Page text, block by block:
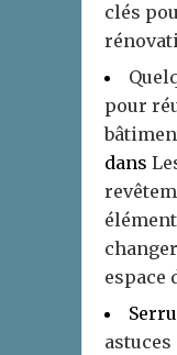
clés
pour
dans
espace